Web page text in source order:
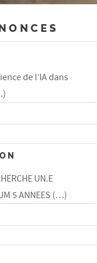
de l’IA dans
UN.E
5 ANNEES (…)